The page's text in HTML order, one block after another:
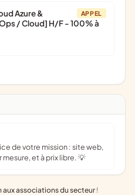
APPEL
Azure &
/ Cloud] H/F - 100% à
et à prix libre. 💡
associations du secteur !